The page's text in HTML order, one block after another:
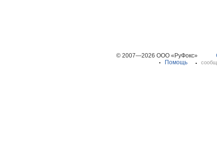
© 2007—2026 ООО «РуФокс»
Помощь